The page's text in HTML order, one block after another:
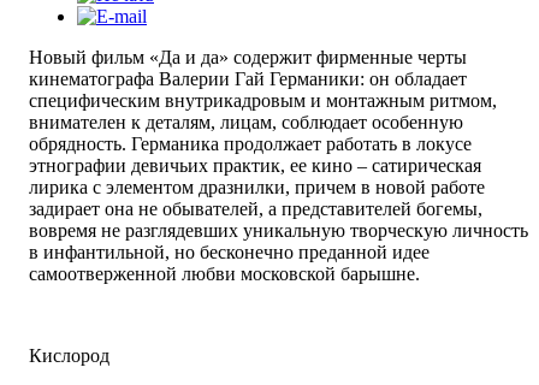
Новый фильм «Да и да» содержит фирменные черты
кинематографа Валерии Гай Германики: он обладает
специфическим внутрикадровым и монтажным ритмом,
внимателен к деталям, лицам, соблюдает особенную
обрядность. Германика продолжает работать в локусе
этнографии девичьих практик, ее кино – сатирическая
лирика с элементом дразнилки, причем в новой работе
задирает она не обывателей, а представителей богемы,
вовремя не разглядевших уникальную творческую личность
в инфантильной, но бесконечно преданной идее
самоотверженной любви московской барышне.
Кислород